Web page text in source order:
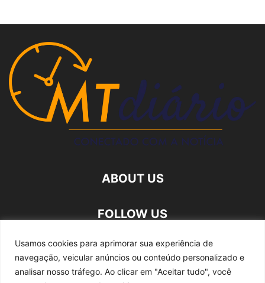
Usamos cookies para aprimorar sua experiência de
navegação, veicular anúncios ou conteúdo personalizado e
analisar nosso tráfego. Ao clicar em "Aceitar tudo", você
ABOUT US
FOLLOW US